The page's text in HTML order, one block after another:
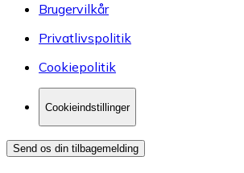
Brugervilkår
Privatlivspolitik
Cookiepolitik
Cookieindstillinger
Send os din tilbagemelding